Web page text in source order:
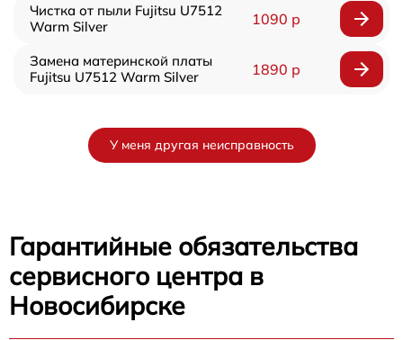
Чистка от пыли Fujitsu U7512
Warm Silver
1090 р
Замена материнской платы
Fujitsu U7512 Warm Silver
1890 р
У меня другая неисправность
Гарантийные обязательства
сервисного центра в
Новосибирске